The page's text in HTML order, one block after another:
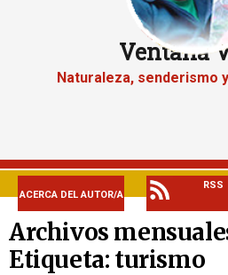
Ventana
Naturaleza, senderismo
ACERCA DEL AUTOR/A
RSS
Archivos
Etiqueta: turismo